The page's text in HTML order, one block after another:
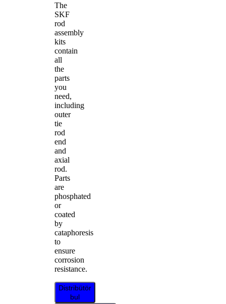
The
SKF
rod
assembly
kits
contain
all
the
parts
you
need,
including
outer
tie
rod
end
and
axial
rod.
Parts
are
phosphated
or
coated
by
cataphoresis
to
ensure
corrosion
resistance.
Distribütör
bul